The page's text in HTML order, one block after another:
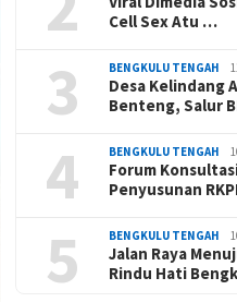
Cell Sex Atu …
3 BENGKULU TENGAH
Desa Kelindang
Benteng, Salur
4 BENGKULU TENGAH
Forum
Penyusunan
5 BENGKULU TENGAH
Jalan Raya
Rindu Hati